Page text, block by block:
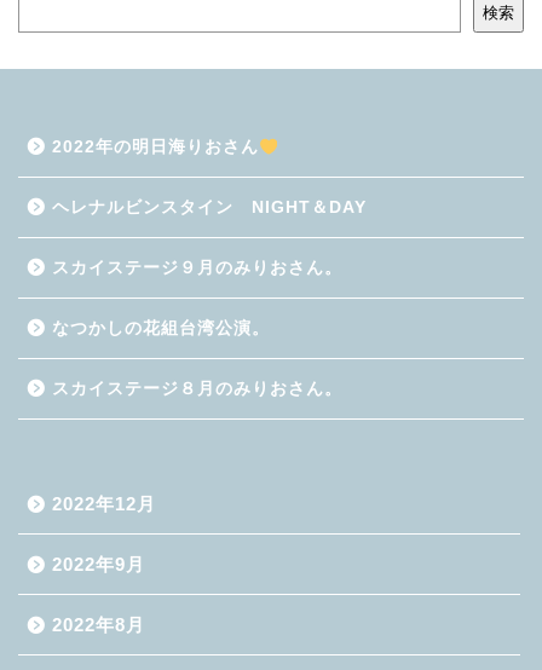
検索
2022年の明日海りおさん
ヘレナルビンスタイン NIGHT＆DAY
スカイステージ９月のみりおさん。
なつかしの花組台湾公演。
スカイステージ８月のみりおさん。
2022年12月
2022年9月
2022年8月